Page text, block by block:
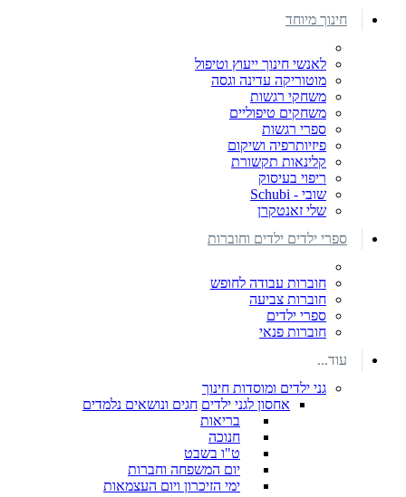
חינוך מיוחד
לאנשי חינוך ייעוץ וטיפול
מוטוריקה עדינה וגסה
משחקי רגשות
משחקים טיפוליים
ספרי רגשות
פיזיותרפיה ושיקום
קלינאות תקשורת
ריפוי בעיסוק
שובי - Schubi
שלי זאנטקרן
ספרי ילדים ילדים וחוברות
חוברות עבודה לחופש
חוברות צביעה
ספרי ילדים
חוברות פנאי
עוד...
גני ילדים ומוסדות חינוך
אחסון לגני ילדים חגים ונושאים נלמדים
בריאות
חנוכה
ט"ו בשבט
יום המשפחה וחברות
ימי הזיכרון ויום העצמאות